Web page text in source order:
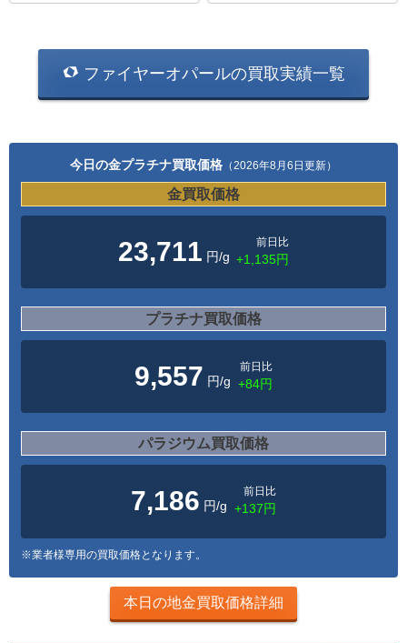
ファイヤーオパールの買取実績一覧
今日の金プラチナ買取価格 （2026年8月6日更新）
金買取価格
23,711 円/g
前日比
+1,135円
プラチナ買取価格
9,557 円/g
前日比
+84円
パラジウム買取価格
7,186 円/g
前日比
+137円
※業者様専用の買取価格となります。
本日の地金買取価格詳細